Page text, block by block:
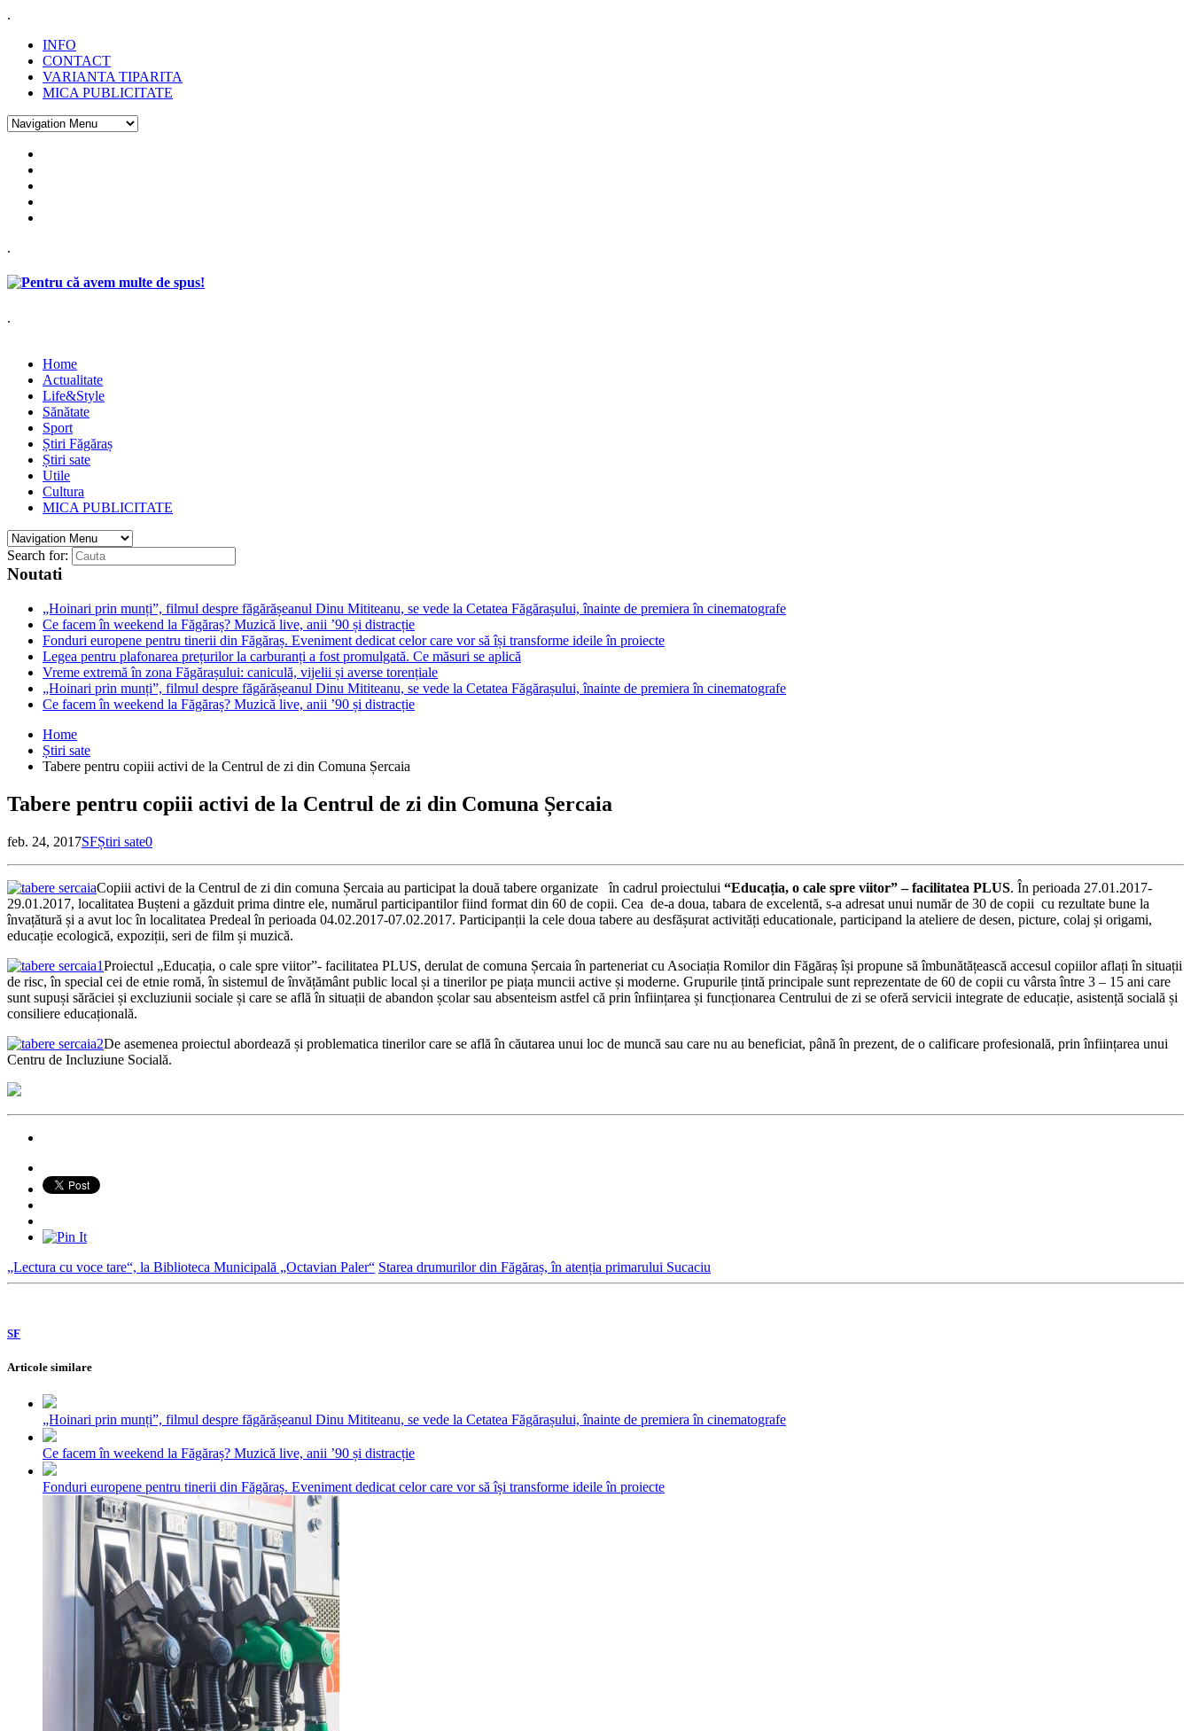
.
INFO
CONTACT
VARIANTA TIPARITA
MICA PUBLICITATE
.
.
Home
Actualitate
Life&Style
Sănătate
Sport
Știri Făgăraș
Știri sate
Utile
Cultura
MICA PUBLICITATE
Search for:
Noutati
„Hoinari prin munți”, filmul despre făgărășeanul Dinu Mititeanu, se vede la Cetatea Făgărașului, înainte de premiera în cinematografe
Ce facem în weekend la Făgăraș? Muzică live, anii ’90 și distracție
Fonduri europene pentru tinerii din Făgăraș. Eveniment dedicat celor care vor să își transforme ideile în proiecte
Legea pentru plafonarea prețurilor la carburanți a fost promulgată. Ce măsuri se aplică
Vreme extremă în zona Făgărașului: caniculă, vijelii și averse torențiale
„Hoinari prin munți”, filmul despre făgărășeanul Dinu Mititeanu, se vede la Cetatea Făgărașului, înainte de premiera în cinematografe
Ce facem în weekend la Făgăraș? Muzică live, anii ’90 și distracție
Home
Știri sate
Tabere pentru copiii activi de la Centrul de zi din Comuna Șercaia
Tabere pentru copiii activi de la Centrul de zi din Comuna Șercaia
feb. 24, 2017SFȘtiri sate0
Copiii activi de la Centrul de zi din comuna Șercaia au participat la două tabere organizate în cadrul proiectului “Educația, o cale spre viitor” – facilitatea PLUS. În perioada 27.01.2017-
29.01.2017, localitatea Bușteni a găzduit prima dintre ele, numărul participantilor fiind format din 60 de copii. Cea de-a doua, tabara de excelentă, s-a adresat unui număr de 30 de copii cu rezultate bune la
învațătură și a avut loc în localitatea Predeal în perioada 04.02.2017-07.02.2017. Participanții la cele doua tabere au desfășurat activități educationale, participand la ateliere de desen, picture, colaj și origami,
educație ecologică, expoziții, seri de film și muzică.
Proiectul „Educația, o cale spre viitor”- facilitatea PLUS, derulat de comuna Șercaia în parteneriat cu Asociația Romilor din Făgăraș își propune să îmbunătățească accesul copiilor aflați în situații
de risc, în special cei de etnie romă, în sistemul de învățământ public local și a tinerilor pe piața muncii active și moderne. Grupurile țintă principale sunt reprezentate de 60 de copii cu vârsta între 3 – 15 ani care
sunt supuși sărăciei și excluziunii sociale și care se află în situații de abandon școlar sau absenteism astfel că prin înființarea și funcționarea Centrului de zi se oferă servicii integrate de educație, asistență socială și
consiliere educațională.
De asemenea proiectul abordează și problematica tinerilor care se află în căutarea unui loc de muncă sau care nu au beneficiat, până în prezent, de o calificare profesională, prin înființarea unui
Centru de Incluziune Socială.
„Lectura cu voce tare“, la Biblioteca Municipală „Octavian Paler“ Starea drumurilor din Făgăraș, în atenția primarului Sucaciu
SF
Articole similare
„Hoinari prin munți”, filmul despre făgărășeanul Dinu Mititeanu, se vede la Cetatea Făgărașului, înainte de premiera în cinematografe
Ce facem în weekend la Făgăraș? Muzică live, anii ’90 și distracție
Fonduri europene pentru tinerii din Făgăraș. Eveniment dedicat celor care vor să își transforme ideile în proiecte